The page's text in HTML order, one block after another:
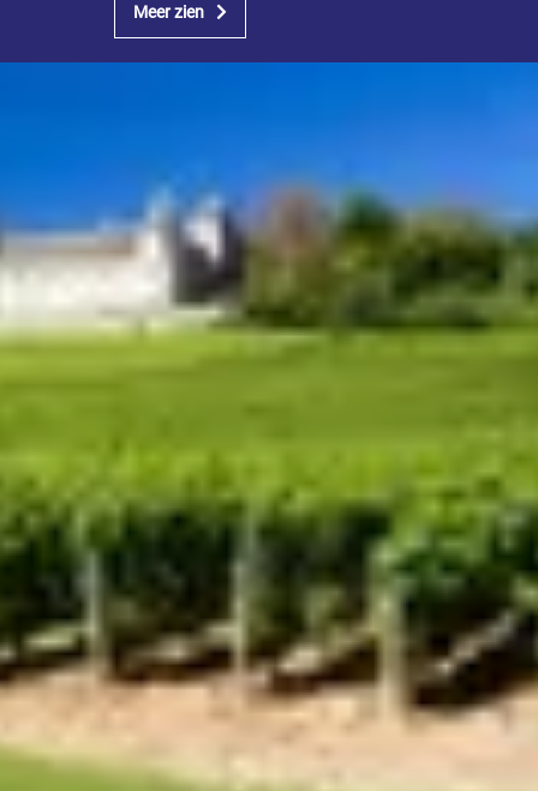
Meer zien